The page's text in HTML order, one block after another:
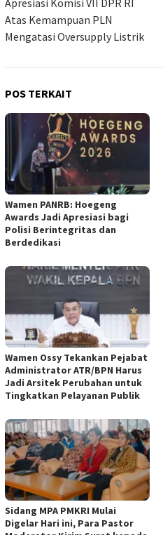
pos
Apresiasi Komisi VII DPR RI
Atas Kemampuan PLN
Mengatasi Oversupply Listrik
POS TERKAIT
Wamen PANRB: Hoegeng
Awards Jadi Apresiasi bagi
Polisi Berintegritas dan
Berdedikasi
Wamen Ossy Tekankan Pejabat
Administrator ATR/BPN Harus
Jadi Arsitek Perubahan untuk
Tingkatkan Pelayanan Publik
Sidang MPA PMKRI Mulai
Digelar Hari ini, Para Pastor